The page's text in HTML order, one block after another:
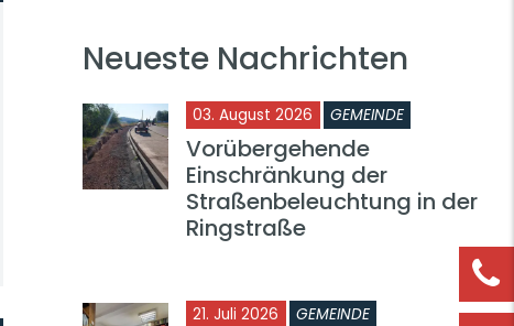
MOSBACH
Neueste Nachrichten
03. August 2026 GEMEINDE
Vorübergehende
Einschränkung der
Straßenbeleuchtung in der
Ringstraße
21. Juli 2026 GEMEINDE